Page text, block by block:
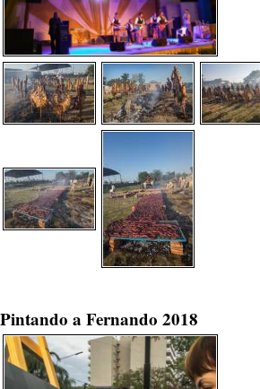
Pintando a Fernando 2018